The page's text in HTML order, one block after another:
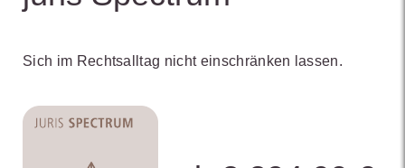
Sich im Rechtsalltag nicht einschränken lassen.